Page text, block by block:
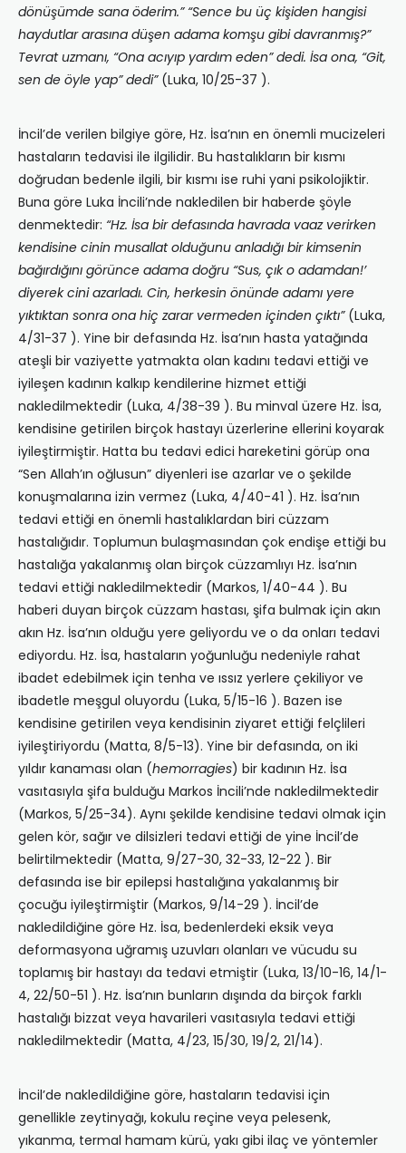
dönüşümde sana öderim.” “Sence bu üç kişiden hangisi
haydutlar arasına düşen adama komşu gibi davranmış?”
Tevrat uzmanı, “Ona acıyıp yardım eden” dedi. İsa ona, “Git,
sen de öyle yap” dedi”(Luka, 10/25-37 ).
İncil’de verilen bilgiye göre, Hz. İsa’nın en önemli mucizeleri
hastaların tedavisi ile ilgilidir. Bu hastalıkların bir kısmı
doğrudan bedenle ilgili, bir kısmı ise ruhi yani psikolojiktir.
Buna göre Luka İncili’nde nakledilen bir haberde şöyle
denmektedir: “Hz. İsa bir defasında havrada vaaz verirken
kendisine cinin musallat olduğunu anladığı bir kimsenin
bağırdığını görünce adama doğru “Sus, çık o adamdan!’
diyerek cini azarladı. Cin, herkesin önünde adamı yere
yıktıktan sonra ona hiç zarar vermeden içinden çıktı”(Luka,
4/31-37 ). Yine bir defasında Hz. İsa’nın hasta yatağında
ateşli bir vaziyette yatmakta olan kadını tedavi ettiği ve
iyileşen kadının kalkıp kendilerine hizmet ettiği
nakledilmektedir (Luka, 4/38-39 ). Bu minval üzere Hz. İsa,
kendisine getirilen birçok hastayı üzerlerine ellerini koyarak
iyileştirmiştir. Hatta bu tedavi edici hareketini görüp ona
“Sen Allah’ın oğlusun” diyenleri ise azarlar ve o şekilde
konuşmalarına izin vermez (Luka, 4/40-41 ). Hz. İsa’nın
tedavi ettiği en önemli hastalıklardan biri cüzzam
hastalığıdır. Toplumun bulaşmasından çok endişe ettiği bu
hastalığa yakalanmış olan birçok cüzzamlıyı Hz. İsa’nın
tedavi ettiği nakledilmektedir (Markos, 1/40-44 ). Bu
haberi duyan birçok cüzzam hastası, şifa bulmak için akın
akın Hz. İsa’nın olduğu yere geliyordu ve o da onları tedavi
ediyordu. Hz. İsa, hastaların yoğunluğu nedeniyle rahat
ibadet edebilmek için tenha ve ıssız yerlere çekiliyor ve
ibadetle meşgul oluyordu (Luka, 5/15-16 ). Bazen ise
kendisine getirilen veya kendisinin ziyaret ettiği felçlileri
iyileştiriyordu (Matta, 8/5-13). Yine bir defasında, on iki
yıldır kanaması olan (hemorragies) bir kadının Hz. İsa
vasıtasıyla şifa bulduğu Markos İncili’nde nakledilmektedir
(Markos, 5/25-34). Aynı şekilde kendisine tedavi olmak için
gelen kör, sağır ve dilsizleri tedavi ettiği de yine İncil’de
belirtilmektedir (Matta, 9/27-30, 32-33, 12-22 ). Bir
defasında ise bir epilepsi hastalığına yakalanmış bir
çocuğu iyileştirmiştir (Markos, 9/14-29 ). İncil’de
nakledildiğine göre Hz. İsa, bedenlerdeki eksik veya
deformasyona uğramış uzuvları olanları ve vücudu su
toplamış bir hastayı da tedavi etmiştir (Luka, 13/10-16, 14/1-
4, 22/50-51 ). Hz. İsa’nın bunların dışında da birçok farklı
hastalığı bizzat veya havarileri vasıtasıyla tedavi ettiği
nakledilmektedir (Matta, 4/23, 15/30, 19/2, 21/14).
İncil’de nakledildiğine göre, hastaların tedavisi için
genellikle zeytinyağı, kokulu reçine veya pelesenk,
yıkanma, termal hamam kürü, yakı gibi ilaç ve yöntemler